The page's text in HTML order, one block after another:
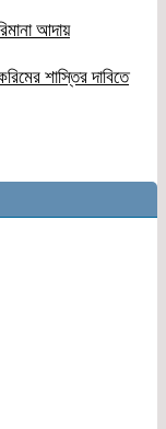
আদায়
শাস্তির দাবিতে